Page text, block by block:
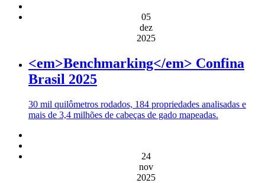
05
dez
2025
<em>Benchmarking</em> Confina
Brasil 2025
30 mil quilômetros rodados, 184 propriedades analisadas e
mais de 3,4 milhões de cabeças de gado mapeadas.
24
nov
2025